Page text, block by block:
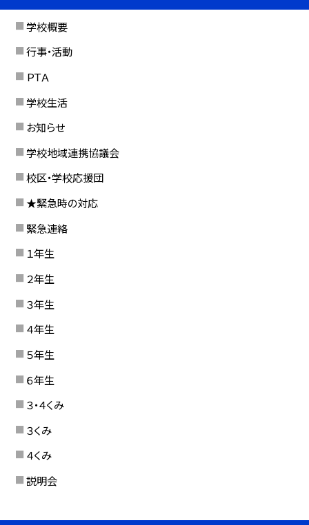
学校概要
行事・活動
ＰＴＡ
学校生活
お知らせ
学校地域連携協議会
校区・学校応援団
★緊急時の対応
緊急連絡
１年生
２年生
３年生
４年生
５年生
６年生
３・４くみ
３くみ
４くみ
説明会